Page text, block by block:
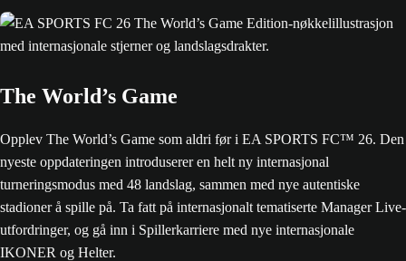
The World’s Game
Opplev The World’s Game som aldri før i EA SPORTS FC™ 26. Den
nyeste oppdateringen introduserer en helt ny internasjonal
turneringsmodus med 48 landslag, sammen med nye autentiske
stadioner å spille på. Ta fatt på internasjonalt tematiserte Manager Live-
utfordringer, og gå inn i Spillerkarriere med nye internasjonale
IKONER og Helter.